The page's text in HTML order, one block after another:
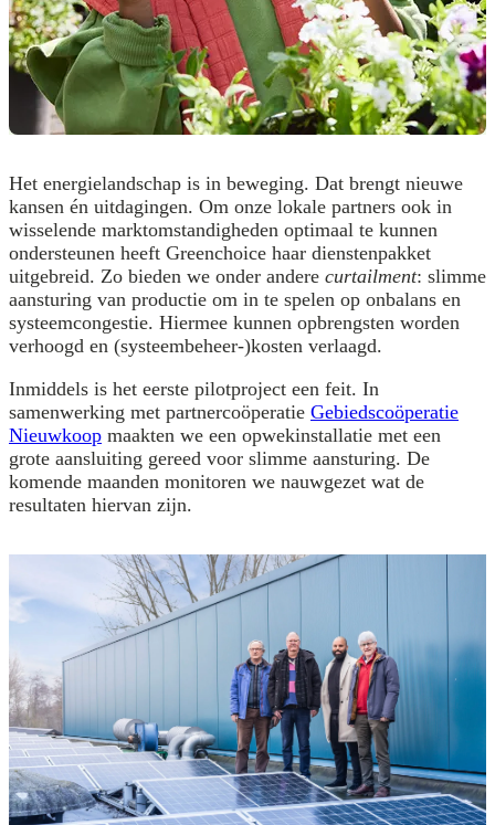
Het energielandschap is in beweging. Dat brengt nieuwe
kansen én uitdagingen. Om onze lokale partners ook in
wisselende marktomstandigheden optimaal te kunnen
ondersteunen heeft Greenchoice haar dienstenpakket
uitgebreid. Zo bieden we onder andere curtailment: slimme
aansturing van productie om in te spelen op onbalans en
systeemcongestie. Hiermee kunnen opbrengsten worden
verhoogd en (systeembeheer-)kosten verlaagd.
Inmiddels is het eerste pilotproject een feit. In
samenwerking met partnercoöperatie Gebiedscoöperatie
Nieuwkoop maakten we een opwekinstallatie met een
grote aansluiting gereed voor slimme aansturing. De
komende maanden monitoren we nauwgezet wat de
resultaten hiervan zijn.